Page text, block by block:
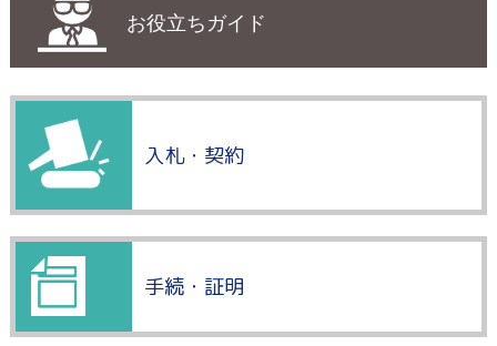
お役立ちガイド
入札・契約
手続・証明